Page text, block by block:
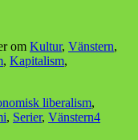
om Kultur, Vänstern,
, Kapitalism,
liberalism,
, Serier, Vänstern4